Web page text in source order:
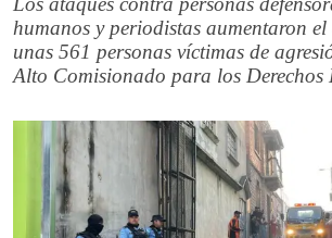
humanos y periodistas aumentaron
unas 561 personas víctimas de
Alto Comisionado para los Derechos